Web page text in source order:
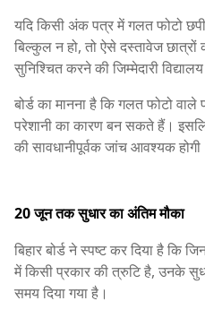
यदि किसी अंक पत्र में गलत फोटो छपी
बिल्कुल न हो, तो ऐसे दस्तावेज छात्रों
सुनिश्चित करने की जिम्मेदारी
बोर्ड का मानना है कि गलत फोटो
परेशानी का कारण बन सकते हैं।
की सावधानीपूर्वक जांच आवश्यक
20 जून तक सुधार का अंतिम मौका
बिहार बोर्ड ने स्पष्ट कर दिया है कि
में किसी प्रकार की त्रुटि है, उनके
समय दिया गया है।